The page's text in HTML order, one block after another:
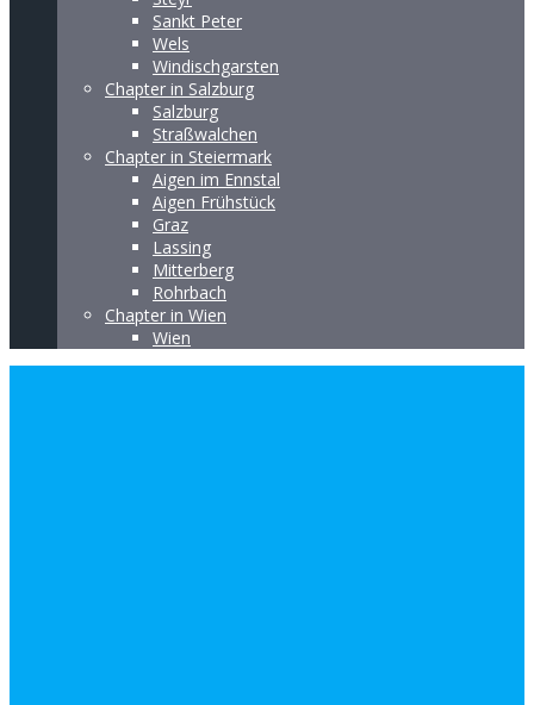
Sankt Peter
Wels
Windischgarsten
Chapter in Salzburg
Salzburg
Straßwalchen
Chapter in Steiermark
Aigen im Ennstal
Aigen Frühstück
Graz
Lassing
Mitterberg
Rohrbach
Chapter in Wien
Wien